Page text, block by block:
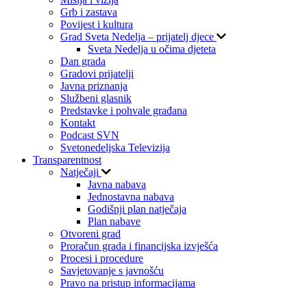
Grb i zastava
Povijest i kultura
Grad Sveta Nedelja – prijatelj djece
Sveta Nedelja u očima djeteta
Dan grada
Gradovi prijatelji
Javna priznanja
Službeni glasnik
Predstavke i pohvale građana
Kontakt
Podcast SVN
Svetonedeljska Televizija
Transparentnost
Natječaji
Javna nabava
Jednostavna nabava
Godišnji plan natječaja
Plan nabave
Otvoreni grad
Proračun grada i financijska izvješća
Procesi i procedure
Savjetovanje s javnošću
Pravo na pristup informacijama